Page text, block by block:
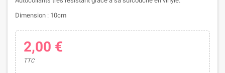
Dimension : 10cm
2,00 €
TTC